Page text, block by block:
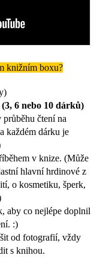
knižním boxu?
6 nebo 10 dárků)
čtení na
každém dárku je
v knize. (Může
hlavní hrdinové z
o kosmetiku, šperk,
aby co nejlépe doplnil
:)
od fotografií, vždy
s knihou.